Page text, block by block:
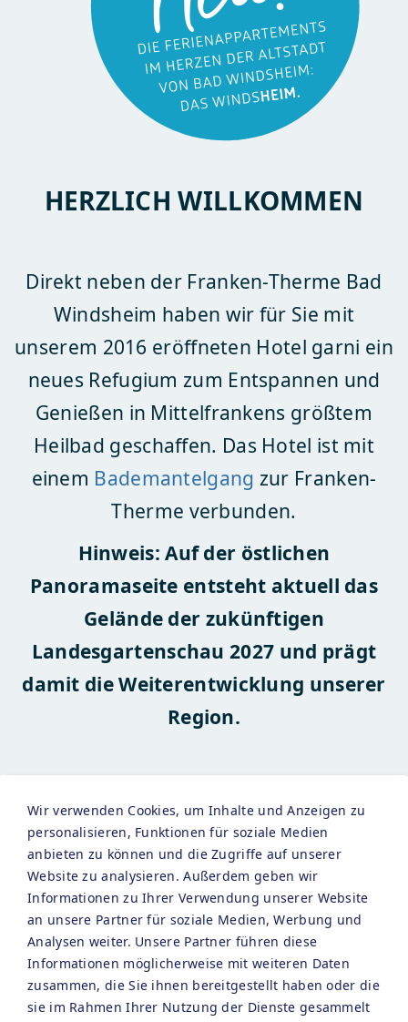
HERZLICH WILLKOMMEN
Direkt neben der Franken-Therme Bad
Windsheim haben wir für Sie mit
unserem 2016 eröffneten Hotel garni ein
neues Refugium zum Entspannen und
Genießen in Mittelfrankens größtem
Heilbad geschaffen. Das Hotel ist mit
einem Bademantelgang zur Franken-
Therme verbunden.
Hinweis: Auf der östlichen
Panoramaseite entsteht aktuell das
Gelände der zukünftigen
Landesgartenschau 2027 und prägt
damit die Weiterentwicklung unserer
Region.
ausgestattete Zimmer lassen unsere
Liebe zum Detail für unsere Gäste dabei
spürbar werden. Warme Naturtöne, eine
harmonische Einrichtung mit hellem
Holz und großen Panoramafenstern, die
viel Tageslicht in die Zimmer lassen,
Wir verwenden Cookies, um Inhalte und Anzeigen zu
personalisieren, Funktionen für soziale Medien
anbieten zu können und die Zugriffe auf unserer
Website zu analysieren. Außerdem geben wir
Informationen zu Ihrer Verwendung unserer Website
an unsere Partner für soziale Medien, Werbung und
Analysen weiter. Unsere Partner führen diese
Informationen möglicherweise mit weiteren Daten
zusammen, die Sie ihnen bereitgestellt haben oder die
sie im Rahmen Ihrer Nutzung der Dienste gesammelt